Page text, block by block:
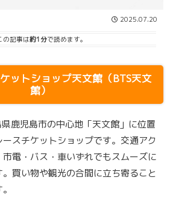
2025.07.20
の記事は約1分で読めます。
ットショップ天文館（BTS天文
館）
鹿児島市の中心地「天文館」に位置
スチケットショップです。交通アク
電・バス・車いずれでもスムーズに
買い物や観光の合間に立ち寄ること